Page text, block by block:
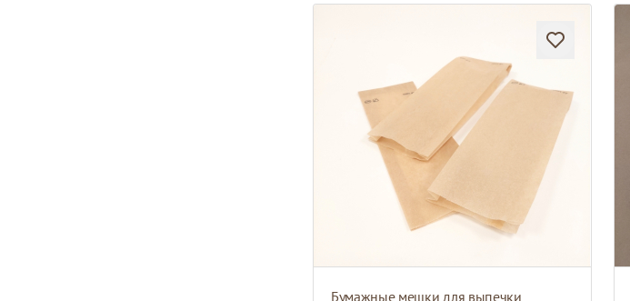
Бумажные мешки для выпечки